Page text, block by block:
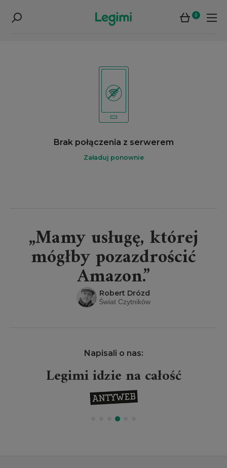
0
Brak połączenia z serwerem
Załaduj ponownie
„Mamy usługę, której
mógłby pozazdrościć
Amazon.”
Robert Drózd
Świat Czytników
Napisali o nas:
Legimi idzie na całość